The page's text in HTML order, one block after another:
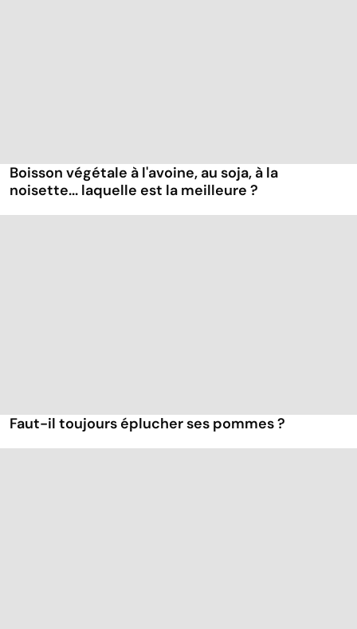
Boisson végétale à l'avoine, au soja, à la
noisette... laquelle est la meilleure ?
Faut-il toujours éplucher ses pommes ?